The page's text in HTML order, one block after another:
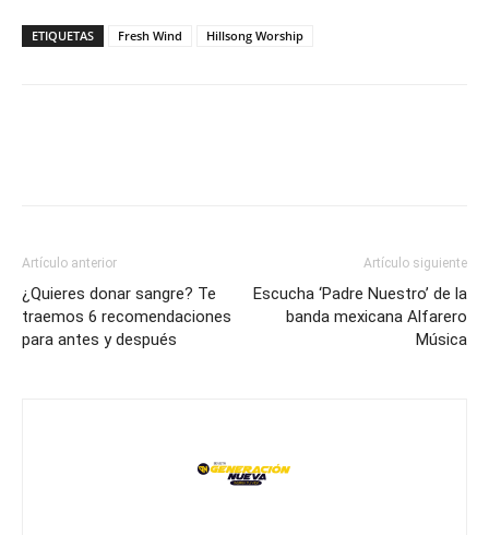
ETIQUETAS Fresh Wind Hillsong Worship
Artículo anterior
¿Quieres donar sangre? Te
traemos 6 recomendaciones
para antes y después
Artículo siguiente
Escucha ‘Padre Nuestro’ de la
banda mexicana Alfarero
Música